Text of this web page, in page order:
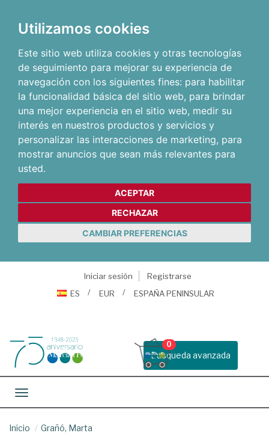
Utilizamos cookies
Este sitio web utiliza cookies y otras tecnologías
de seguimiento para mejorar su experiencia de
navegación con los siguientes fines: para habilitar
la funcionalidad básica del sitio web, para brindar
una mejor experiencia en el sitio web, medir su
interés en nuestros productos y servicios y
personalizar las interacciones de marketing, para
mostrar anuncios que sean más relevantes para
usted.
ACEPTAR
RECHAZAR
CAMBIAR PREFERENCIAS
Iniciar sesión
Registrarse
ES
EUR ESPAÑA PENINSULAR
Busqueda avanzada
0
Toggle navigation
Inicio Grañó, Marta